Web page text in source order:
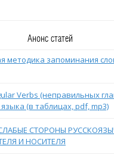
Анонс статей
методика запоминания
Verbs (неправильных
языка (в таблицах, pdf, mp3)
СТОРОНЫ
И НОСИТЕЛЯ